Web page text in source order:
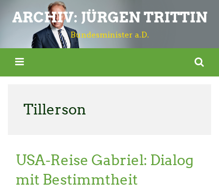
ARCHIV: JÜRGEN TRITTIN
Bundesminister a.D.
Tillerson
USA-Reise Gabriel: Dialog
mit Bestimmtheit